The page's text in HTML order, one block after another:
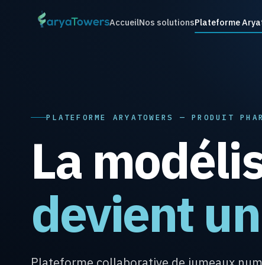
AccueilNos solutionsPlateforme
PLATEFORME ARYATOWERS — PRODUIT
La
devient